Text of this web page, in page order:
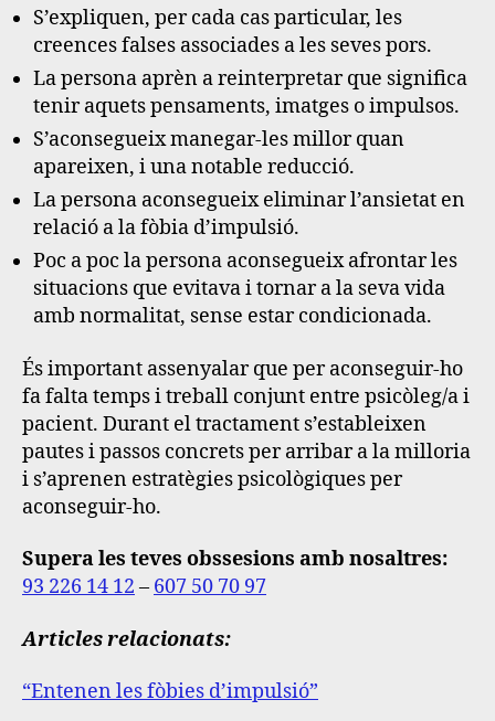
S’expliquen, per cada cas particular, les
creences falses associades a les seves pors.
La persona aprèn a reinterpretar que significa
tenir aquets pensaments, imatges o impulsos.
S’aconsegueix manegar-les millor quan
apareixen, i una notable reducció.
La persona aconsegueix eliminar l’ansietat en
relació a la fòbia d’impulsió.
Poc a poc la persona aconsegueix afrontar les
situacions que evitava i tornar a la seva vida
amb normalitat, sense estar condicionada.
És important assenyalar que per aconseguir-ho
fa falta temps i treball conjunt entre psicòleg/a i
pacient. Durant el tractament s’estableixen
pautes i passos concrets per arribar a la milloria
i s’aprenen estratègies psicològiques per
aconseguir-ho.
Supera les teves obssesions amb nosaltres:
93 226 14 12 – 607 50 70 97
Articles relacionats:
“Entenen les fòbies d’impulsió”